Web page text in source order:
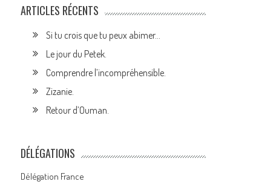
ARTICLES RÉCENTS
Si tu crois que tu peux abimer…
Le jour du Petek.
Comprendre l’incompréhensible.
Zizanie.
Retour d’Ouman.
DÉLÉGATIONS
Délégation France